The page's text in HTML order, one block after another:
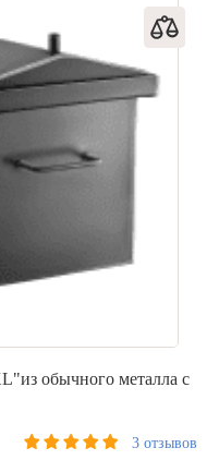
обычного металла с
3 отзывов